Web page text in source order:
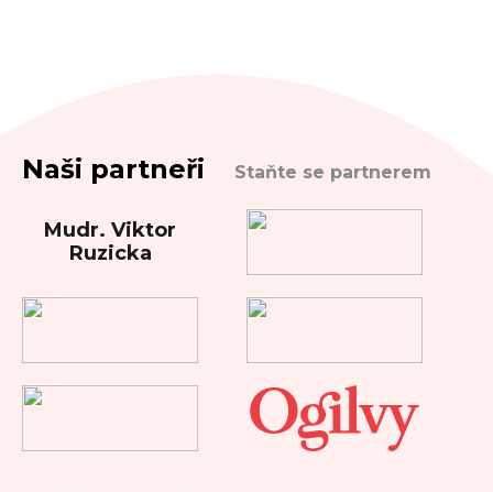
Naši partneři Staňte se partnerem
Mudr. Viktor
Ruzicka